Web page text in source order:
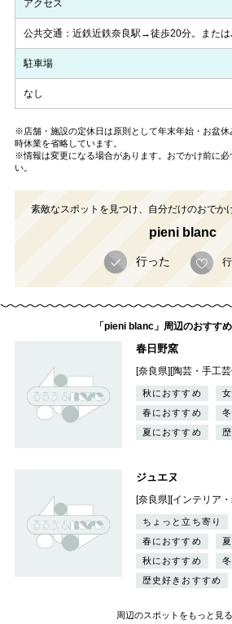
アクセス
公共交通：近鉄近鉄奈良駅→徒歩20分。また
駐車場
なし
※店舗・施設の定休日は原則として年末年始・お盆
時休業を省略しています。
※情報は変更になる場合があります。おでかけ前に必
い。
素敵なスポットを見つけ、自分だけのおでか
pieni blanc
行った
「pieni blanc」周辺のおすす
春日野窯
[奈良県][陶芸・手工
秋におすすめ
春におすすめ
夏におすすめ
ジュエヌ
[奈良県][インテリア
ちょっと立ち寄り
春におすすめ
秋におすすめ
歴史好きおすすめ
周辺のスポットをもっと見る